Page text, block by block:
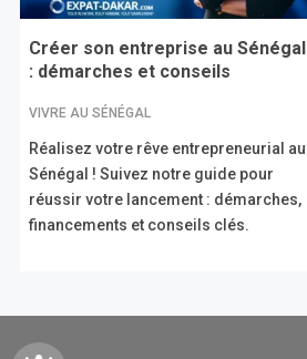
Créer son entreprise au Sénégal
: démarches et conseils
VIVRE AU SÉNÉGAL
Réalisez votre rêve entrepreneurial au
Sénégal ! Suivez notre guide pour
réussir votre lancement : démarches,
financements et conseils clés.